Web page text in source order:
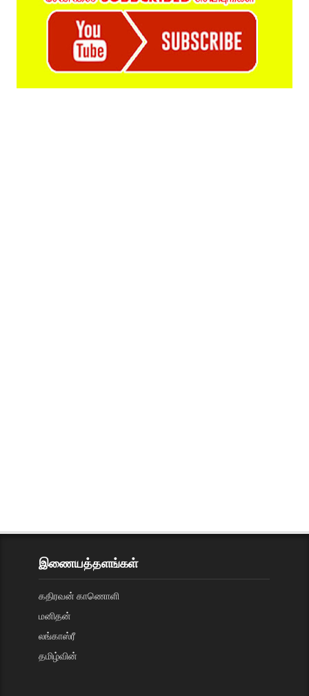
இணையத்தளங்கள்
கதிரவன் காணொளி
மனிதன்
லங்காஸ்ரீ
தமிழ்வின்